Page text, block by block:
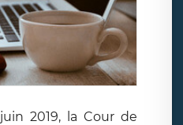
2019, la Cour de